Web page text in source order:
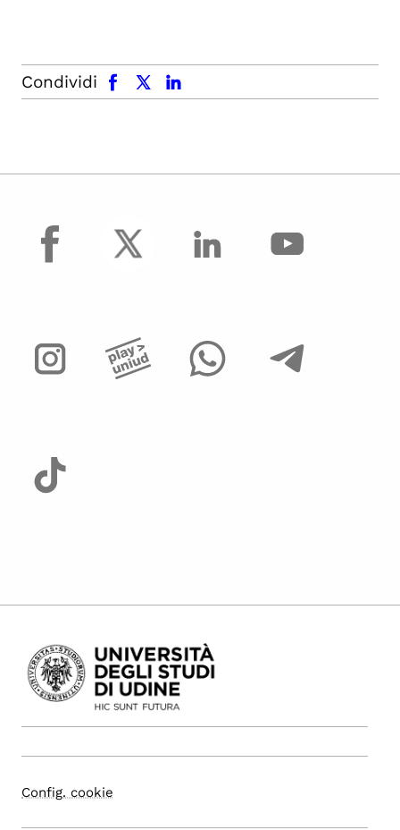
Condividi
facebook x.com linkedin
facebook
Config. cookie